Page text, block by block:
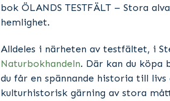
bok ÖLANDS TESTFÄLT – Stora
hemlighet.
Alldeles i närheten av testfältet, i
Naturbokhandeln. Där kan du köpa
du får en spännande historia till livs
kulturhistorisk gärning av stora